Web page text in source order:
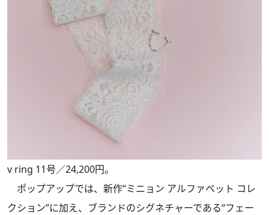
v ring 11号／24,200円。
ポップアップでは、新作“ミニョン アルファベット コレ
クション”に加え、ブランドのシグネチャーである“フェー